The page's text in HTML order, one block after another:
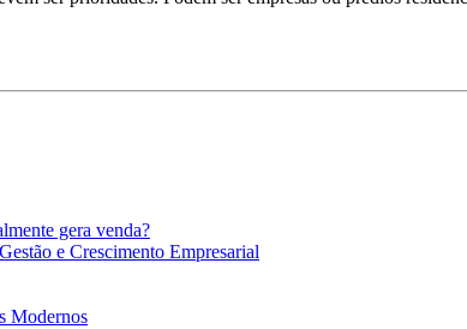
gera venda?
e Crescimento Empresarial
Modernos